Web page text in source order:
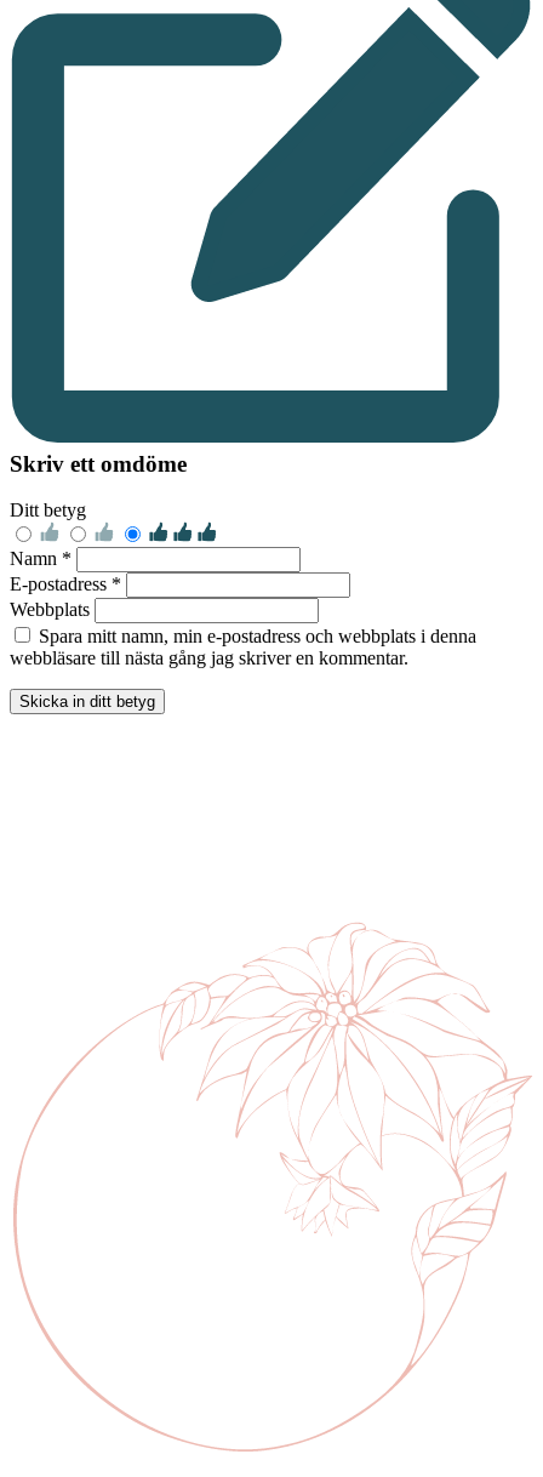
Skriv ett omdöme
Ditt betyg
Namn *
E-postadress *
Webbplats
Spara mitt namn, min e-postadress och webbplats i denna
webbläsare till nästa gång jag skriver en kommentar.